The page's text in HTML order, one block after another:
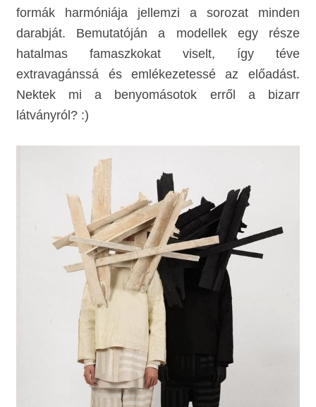
formák harmóniája jellemzi a sorozat minden
darabját. Bemutatóján a modellek egy része
hatalmas famaszkokat viselt, így téve
extravagánssá és emlékezetessé az előadást.
Nektek mi a benyomásotok erről a bizarr
látványról? :)